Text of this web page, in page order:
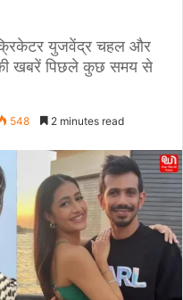
युजवेंद्र चहल और
की खबरें पिछले कुछ समय से
548 2 minutes read